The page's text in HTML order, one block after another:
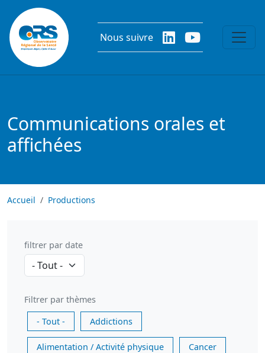
Aller au contenu principal
Nous suivre
Communications orales et
affichées
Accueil Productions
filtrer par date
Filtrer par thèmes
- Tout -
Addictions
Alimentation / Activité physique Cancer